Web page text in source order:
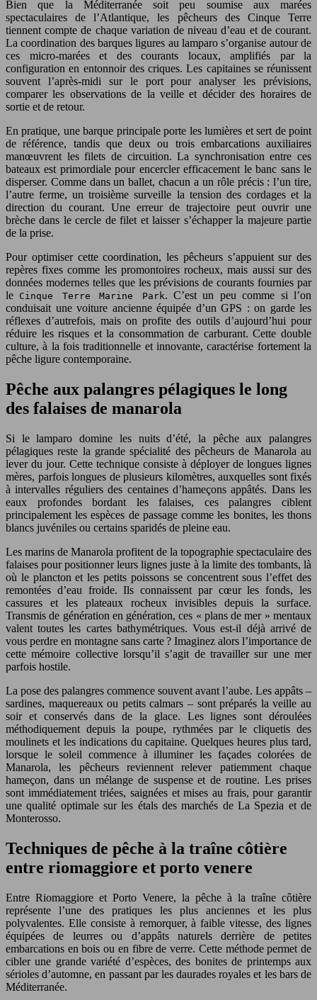
Bien que la Méditerranée soit peu soumise aux marées
spectaculaires de l’Atlantique, les pêcheurs des Cinque Terre
tiennent compte de chaque variation de niveau d’eau et de courant.
La coordination des barques ligures au lamparo s’organise autour de
ces micro-marées et des courants locaux, amplifiés par la
configuration en entonnoir des criques. Les capitaines se réunissent
souvent l’après-midi sur le port pour analyser les prévisions,
comparer les observations de la veille et décider des horaires de
sortie et de retour.
En pratique, une barque principale porte les lumières et sert de point
de référence, tandis que deux ou trois embarcations auxiliaires
manœuvrent les filets de circuition. La synchronisation entre ces
bateaux est primordiale pour encercler efficacement le banc sans le
disperser. Comme dans un ballet, chacun a un rôle précis : l’un tire,
l’autre ferme, un troisième surveille la tension des cordages et la
direction du courant. Une erreur de trajectoire peut ouvrir une
brèche dans le cercle de filet et laisser s’échapper la majeure partie
de la prise.
Pour optimiser cette coordination, les pêcheurs s’appuient sur des
repères fixes comme les promontoires rocheux, mais aussi sur des
données modernes telles que les prévisions de courants fournies par
le Cinque Terre Marine Park. C’est un peu comme si l’on
conduisait une voiture ancienne équipée d’un GPS : on garde les
réflexes d’autrefois, mais on profite des outils d’aujourd’hui pour
réduire les risques et la consommation de carburant. Cette double
culture, à la fois traditionnelle et innovante, caractérise fortement la
pêche ligure contemporaine.
Pêche aux palangres pélagiques le long
des falaises de manarola
Si le lamparo domine les nuits d’été, la pêche aux palangres
pélagiques reste la grande spécialité des pêcheurs de Manarola au
lever du jour. Cette technique consiste à déployer de longues lignes
mères, parfois longues de plusieurs kilomètres, auxquelles sont fixés
à intervalles réguliers des centaines d’hameçons appâtés. Dans les
eaux profondes bordant les falaises, ces palangres ciblent
principalement les espèces de passage comme les bonites, les thons
blancs juvéniles ou certains sparidés de pleine eau.
Les marins de Manarola profitent de la topographie spectaculaire des
falaises pour positionner leurs lignes juste à la limite des tombants, là
où le plancton et les petits poissons se concentrent sous l’effet des
remontées d’eau froide. Ils connaissent par cœur les fonds, les
cassures et les plateaux rocheux invisibles depuis la surface.
Transmis de génération en génération, ces « plans de mer » mentaux
valent toutes les cartes bathymétriques. Vous est-il déjà arrivé de
vous perdre en montagne sans carte ? Imaginez alors l’importance de
cette mémoire collective lorsqu’il s’agit de travailler sur une mer
parfois hostile.
La pose des palangres commence souvent avant l’aube. Les appâts –
sardines, maquereaux ou petits calmars – sont préparés la veille au
soir et conservés dans de la glace. Les lignes sont déroulées
méthodiquement depuis la poupe, rythmées par le cliquetis des
moulinets et les indications du capitaine. Quelques heures plus tard,
lorsque le soleil commence à illuminer les façades colorées de
Manarola, les pêcheurs reviennent relever patiemment chaque
hameçon, dans un mélange de suspense et de routine. Les prises
sont immédiatement triées, saignées et mises au frais, pour garantir
une qualité optimale sur les étals des marchés de La Spezia et de
Monterosso.
Techniques de pêche à la traîne côtière
entre riomaggiore et porto venere
Entre Riomaggiore et Porto Venere, la pêche à la traîne côtière
représente l’une des pratiques les plus anciennes et les plus
polyvalentes. Elle consiste à remorquer, à faible vitesse, des lignes
équipées de leurres ou d’appâts naturels derrière de petites
embarcations en bois ou en fibre de verre. Cette méthode permet de
cibler une grande variété d’espèces, des bonites de printemps aux
sérioles d’automne, en passant par les daurades royales et les bars de
Méditerranée.